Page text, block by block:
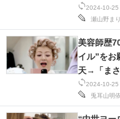
2024-10-25
瀬山野まり
2024-10-25
兎耳山明依
美容師歴
イル”を
天→「ま